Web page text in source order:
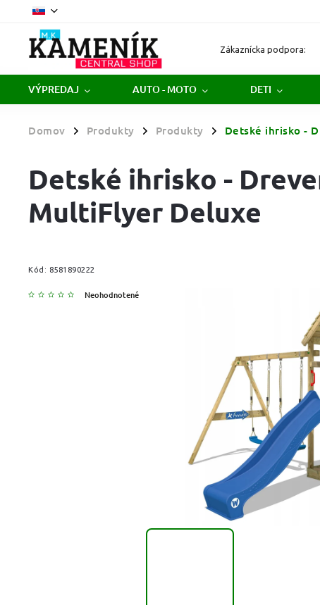
Zákaznícka podpora:
VÝPREDAJ AUTO - MOTO DETI
Domov / Produkty / Produkty / Detské ihrisko -
Detské ihrisko -
MultiFlyer Deluxe
Kód: 8581890222
Neohodnotené